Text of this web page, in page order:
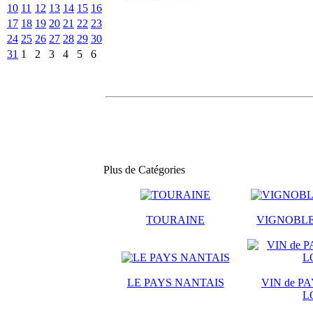
10 11 12 13 14 15 16
17 18 19 20 21 22 23
24 25 26 27 28 29 30
31 1 2 3 4 5 6
Plus de Catégories
TOURAINE
LE PAYS NANTAIS
VIN de